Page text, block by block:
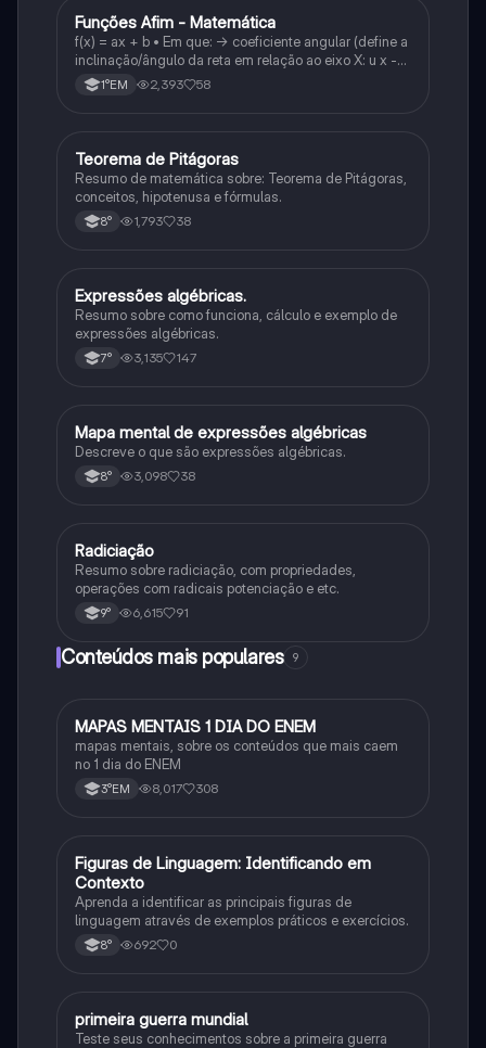
Matematica
Funções Afim - Matemática
f(x) = ax + b • Em que: -> coeficiente angular (define a
inclinação/ângulo da reta em relação ao eixo X: u x -
variável: a b → coeficiente linear (valor que corta o
eixo y).
1°EM 2,393 58
Matematica
Teorema de Pitágoras
Resumo de matemática sobre: Teorema de Pitágoras,
conceitos, hipotenusa e fórmulas.
8° 1,793 38
Matematica
Expressões algébricas.
Resumo sobre como funciona, cálculo e exemplo de
expressões algébricas.
7° 3,135 147
Matematica
Mapa mental de expressões algébricas
Descreve o que são expressões algébricas.
8° 3,098 38
Matematica
Radiciação
Resumo sobre radiciação, com propriedades,
operações com radicais potenciação e etc.
9° 6,615 91
Conteúdos mais populares 9
Português
MAPAS MENTAIS 1 DIA DO ENEM
mapas mentais, sobre os conteúdos que mais caem
no 1 dia do ENEM
3°EM 8,017 308
FPortuguês
Figuras de Linguagem: Identificando em
Contexto
Aprenda a identificar as principais figuras de
linguagem através de exemplos práticos e exercícios.
8° 692 0
História
primeira guerra mundial
Teste seus conhecimentos sobre a primeira guerra